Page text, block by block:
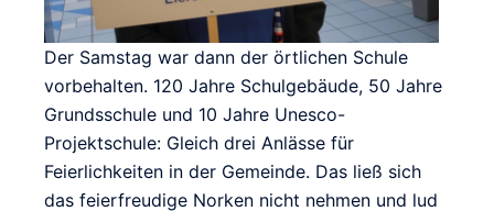
Der Samstag war dann der örtlichen Schule
vorbehalten. 120 Jahre Schulgebäude, 50 Jahre
Grundsschule und 10 Jahre Unesco-
Projektschule: Gleich drei Anlässe für
Feierlichkeiten in der Gemeinde. Das ließ sich
das feierfreudige Norken nicht nehmen und lud